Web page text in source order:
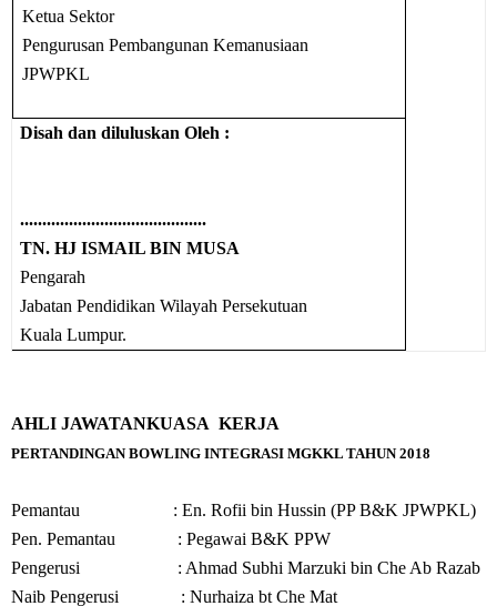
Ketua Sektor
Pengurusan Pembangunan Kemanusiaan
JPWPKL
Disah dan diluluskan Oleh :
..........................................
TN. HJ ISMAIL BIN MUSA
Pengarah
Jabatan Pendidikan Wilayah Persekutuan
Kuala Lumpur.
AHLI JAWATANKUASA KERJA
PERTANDINGAN BOWLING INTEGRASI MGKKL TAHUN 2018
Pemantau : En. Rofii bin Hussin (PP B&K JPWPKL)
Pen. Pemantau : Pegawai B&K PPW
Pengerusi : Ahmad Subhi Marzuki bin Che Ab Razab
Naib Pengerusi : Nurhaiza bt Che Mat